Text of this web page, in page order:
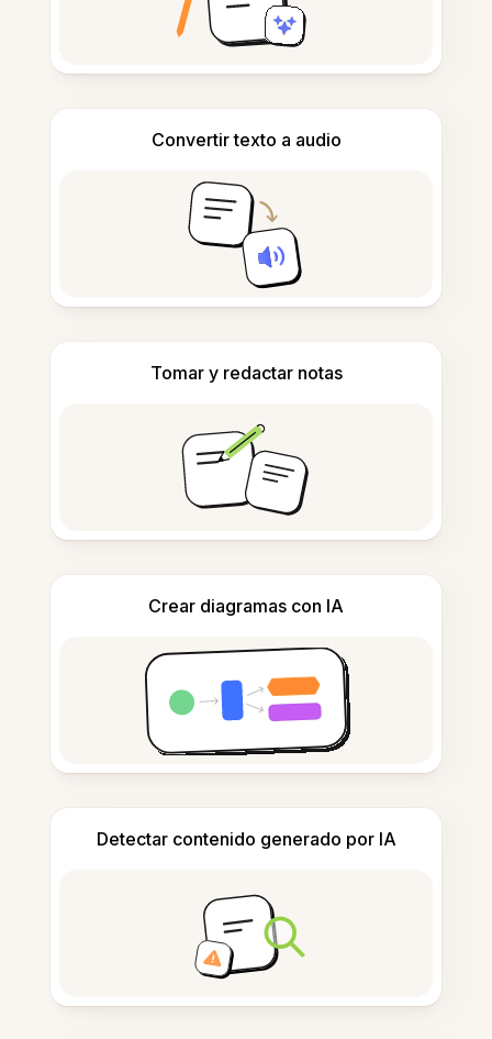
Convertir texto a audio
Tomar y redactar notas
Crear diagramas con IA
Detectar contenido generado por IA